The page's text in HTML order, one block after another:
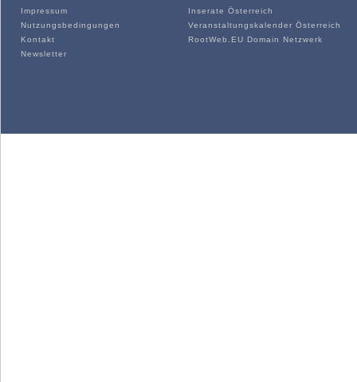
Impressum
Nutzungsbedingungen
Kontakt
Newsletter
Inserate Österreich
Veranstaltungskalender Österreich
RootWeb.EU Domain Netzwerk